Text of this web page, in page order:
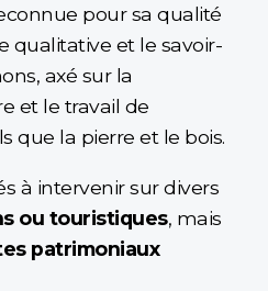
pour sa qualité
qualitative et le savoir-
axé sur la
et le travail de
que la pierre et le bois.
à intervenir sur divers
ou touristiques, mais
patrimoniaux